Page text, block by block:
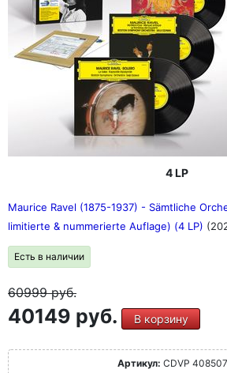
4 LP
Maurice Ravel (1875-1937) - Sämtliche
limitierte & nummerierte Auflage) (4 LP)
Есть в наличии
60999руб.
40149 руб. В корзину
Артикул: CDVP